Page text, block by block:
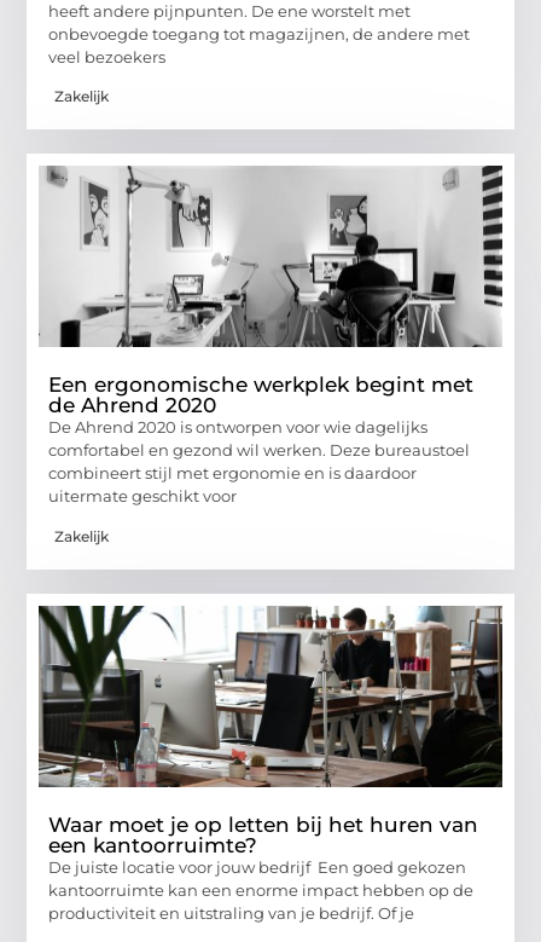
heeft andere pijnpunten. De ene worstelt met
onbevoegde toegang tot magazijnen, de andere met
veel bezoekers
Zakelijk
Een ergonomische werkplek begint met
de Ahrend 2020
De Ahrend 2020 is ontworpen voor wie dagelijks
comfortabel en gezond wil werken. Deze bureaustoel
combineert stijl met ergonomie en is daardoor
uitermate geschikt voor
Zakelijk
Waar moet je op letten bij het huren van
een kantoorruimte?
De juiste locatie voor jouw bedrijf Een goed gekozen
kantoorruimte kan een enorme impact hebben op de
productiviteit en uitstraling van je bedrijf. Of je